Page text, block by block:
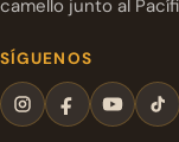
camello junto al
SÍGUENOS